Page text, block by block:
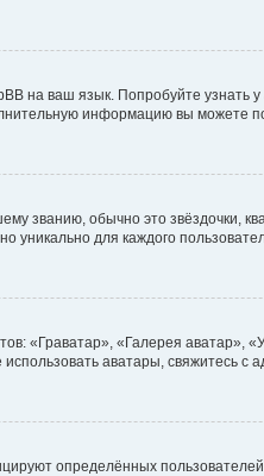
на ваш язык. Попробуйте
информацию вы можете
званию, обычно это звёздочки,
уникально для каждого
«Граватар», «Галерея
аватары, свяжитесь
определённых